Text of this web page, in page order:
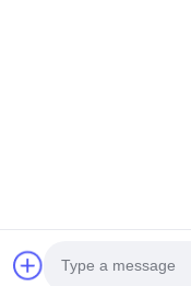
Sufei Packaging Co.,